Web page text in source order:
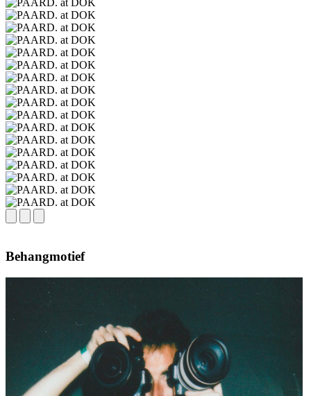
Behangmotief